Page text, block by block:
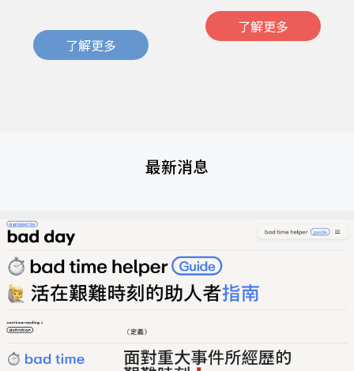
了解更多
了解更多
最新消息